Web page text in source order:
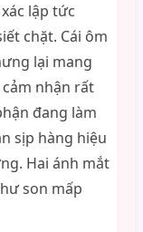
lập tức
chặt. Cái ôm
lại mang
nhận rất
đang làm
sịp hàng hiệu
Hai ánh mắt
son mấp